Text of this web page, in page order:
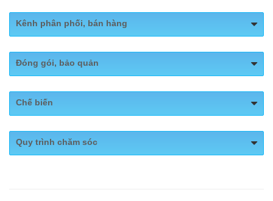
Kênh phân phối, bán hàng
Website: http://nckfarmacy.com.vn/
https://www.facebook.com/FoodMed-NCK-
Đóng gói, bảo quản
Chai 500ml
Chế biến
Gần 100% thành phần chiết xuất từ cây cỏ, thảo dược tự
nhiên, mang đến sự an toàn tuyệt đối cho người sử dụng
Quy trình chăm sóc